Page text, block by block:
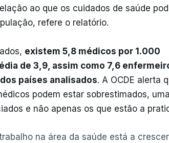
ao que os cuidados de saúde
refere o relatório.
existem 5,8 médicos por 1.000
de 3,9, assim como 7,6
países analisados. A OCDE alerta
podem estar sobrestimados,
e não apenas os que estão a
na área da saúde está a